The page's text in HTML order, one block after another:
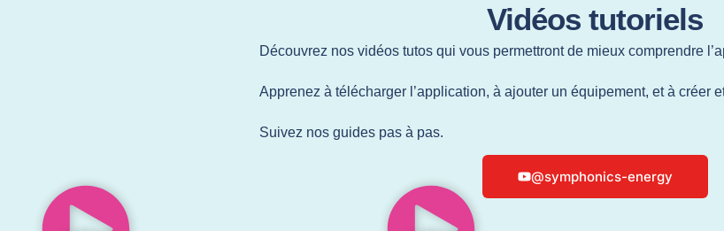
Vidéos tutoriels
Découvrez nos vidéos tutos qui vous permettront de mieux comprendre
Apprenez à télécharger l’application, à ajouter un équipement, et à créer
Suivez nos guides pas à pas.
@symphonics-energy